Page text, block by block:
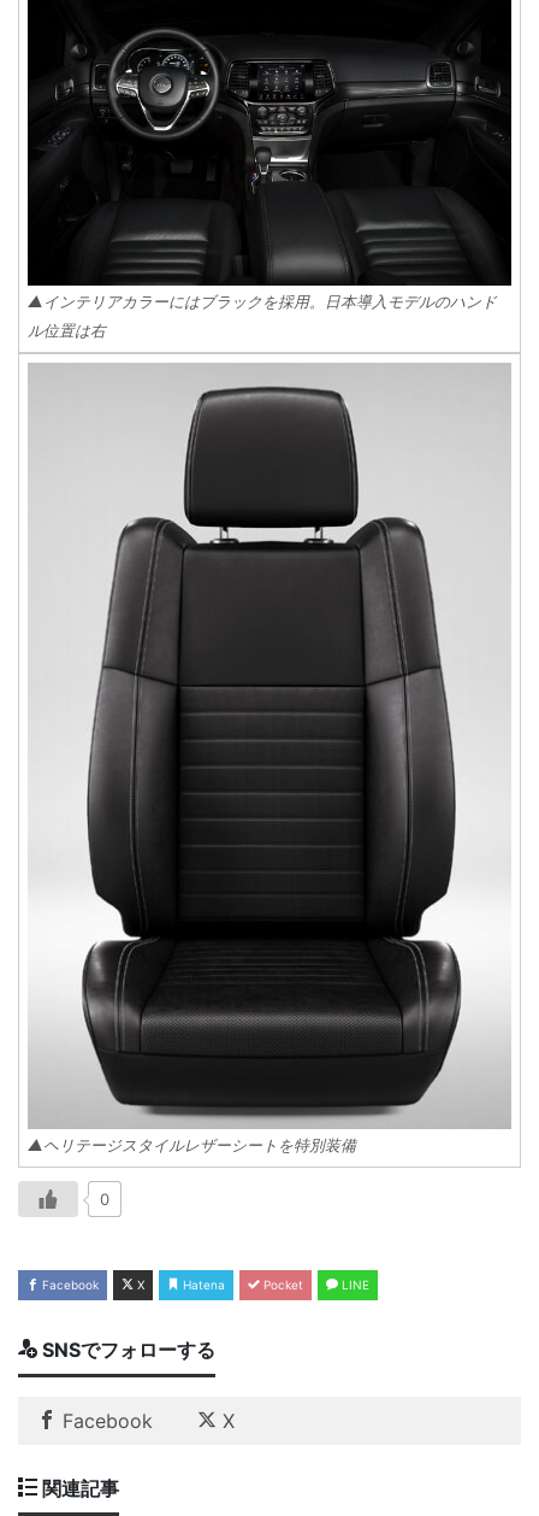
▲インテリアカラーにはブラックを採用。日本導入モデルのハンド
ル位置は右
▲ヘリテージスタイルレザーシートを特別装備
0
Facebook X Hatena Pocket LINE
SNSでフォローする
Facebook X
関連記事